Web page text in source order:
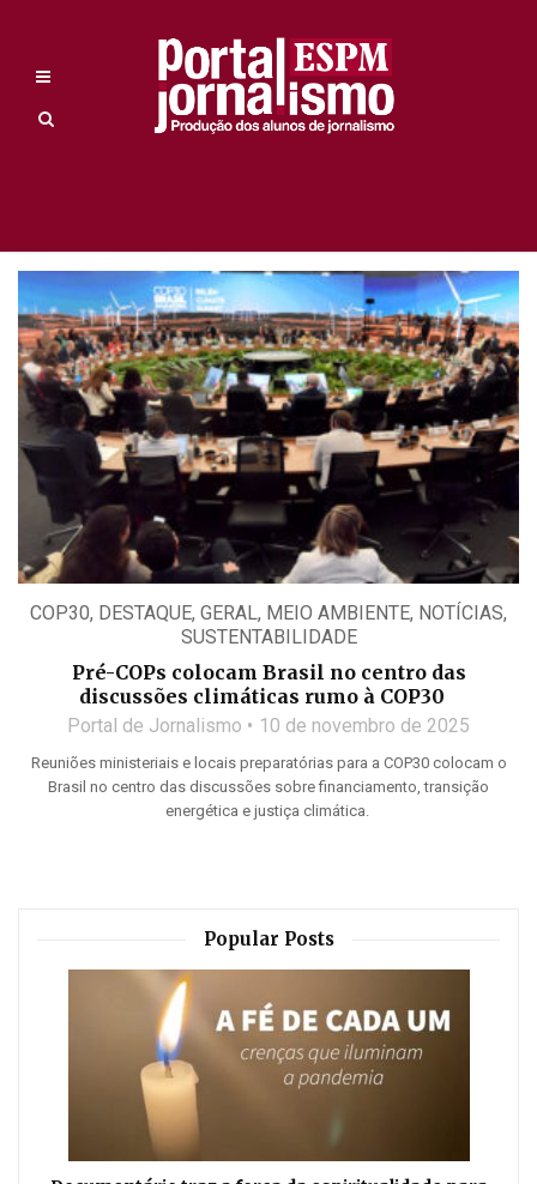
COP30, DESTAQUE, GERAL, MEIO AMBIENTE, NOTÍCIAS,
SUSTENTABILIDADE
Pré-COPs colocam Brasil no centro das
discussões climáticas rumo à COP30
Portal de Jornalismo 10 de novembro de 2025
Reuniões ministeriais e locais preparatórias para a COP30 colocam o
Brasil no centro das discussões sobre financiamento, transição
energética e justiça climática.
Popular Posts